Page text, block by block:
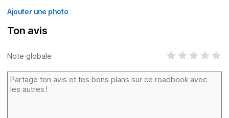
Ajouter une photo
Ton avis
Note globale